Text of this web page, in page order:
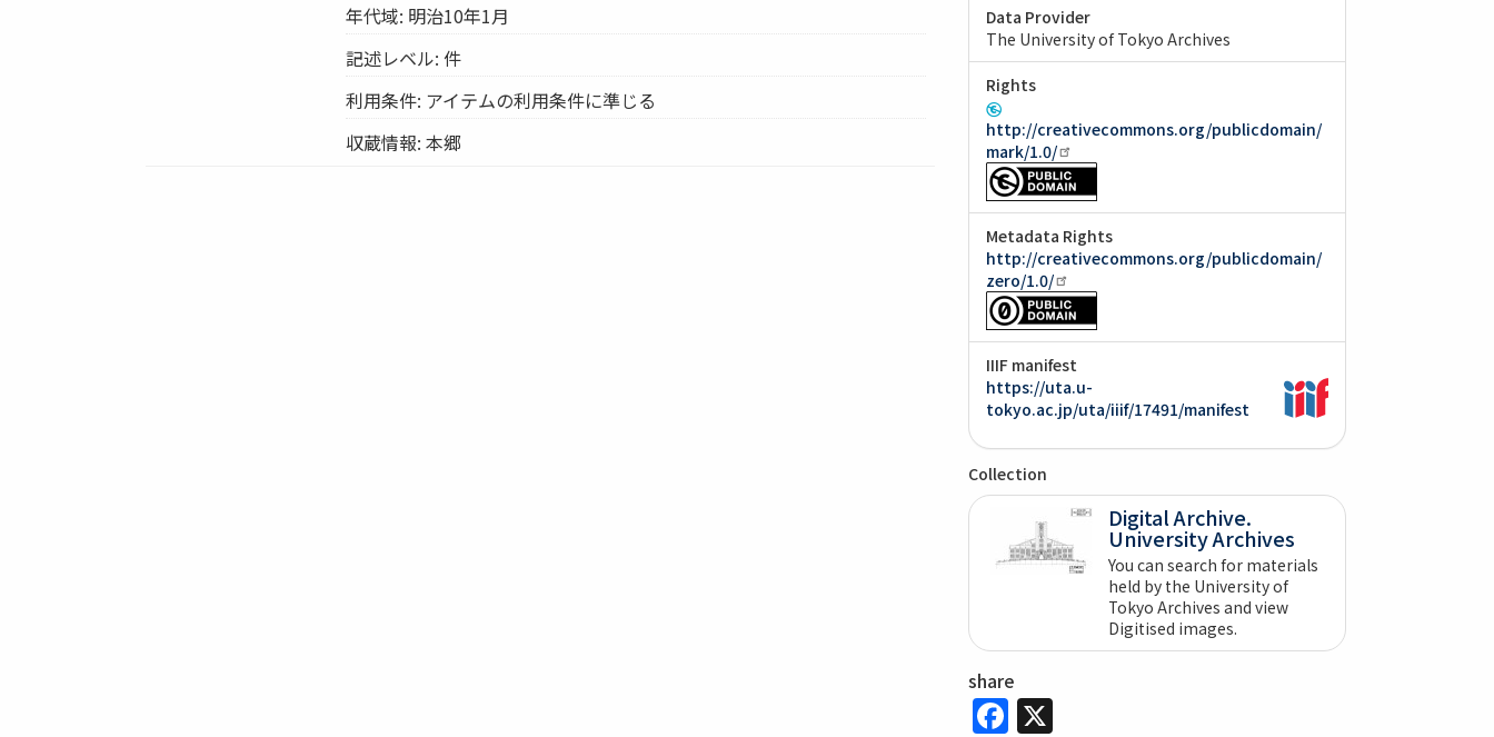
年代域: 明治10年1月
記述レベル: 件
利用条件: アイテムの利用条件に準じる
収蔵情報: 本郷
Data Provider
The University of Tokyo Archives
Rights
http://creativecommons.org/publicdomain/
mark/1.0/
Metadata Rights
http://creativecommons.org/publicdomain/
zero/1.0/
IIIF manifest
https://uta.u-
tokyo.ac.jp/uta/iiif/17491/manifest
Collection
Digital Archive.
University Archives
You can search for materials
held by the University of
Tokyo Archives and view
Digitised images.
share
Facebook
X